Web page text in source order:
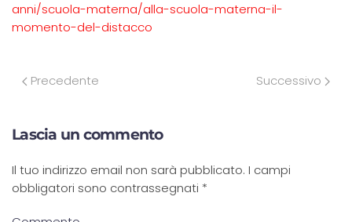
anni/scuola-materna/alla-scuola-materna-il-
momento-del-distacco
Precedente Successivo
Lascia un commento
Il tuo indirizzo email non sarà pubblicato. I campi
obbligatori sono contrassegnati *